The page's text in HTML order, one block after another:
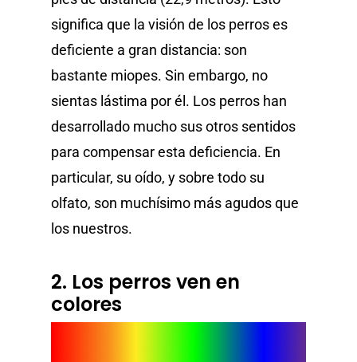
significa que la visión de los perros es
deficiente a gran distancia: son
bastante miopes. Sin embargo, no
sientas lástima por él. Los perros han
desarrollado mucho sus otros sentidos
para compensar esta deficiencia. En
particular, su oído, y sobre todo su
olfato, son muchísimo más agudos que
los nuestros.
2. Los perros ven en
colores